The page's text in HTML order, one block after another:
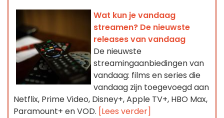
Wat kun je vandaag
streamen? De nieuwste
releases van vandaag
De nieuwste
streamingaanbiedingen van
vandaag: films en series die
vandaag zijn toegevoegd aan
Netflix, Prime Video, Disney+, Apple TV+, HBO Max,
Paramount+ en VOD. [Lees verder]